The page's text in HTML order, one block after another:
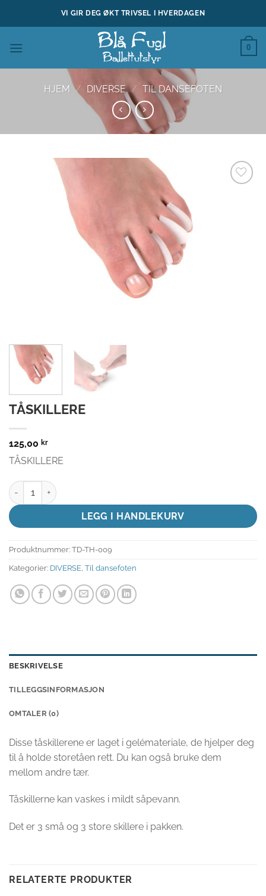
VI GIR DEG ØKT TRIVSEL I HVERDAGEN
0
HJEM / DIVERSE / TIL DANSEFOTEN
TÅSKILLERE
125,00 kr
TÅSKILLERE
TÅSKILLERE antall
LEGG I HANDLEKURV
Produktnummer: TD-TH-009
Kategorier: DIVERSE Til dansefoten
BESKRIVELSE
TILLEGGSINFORMASJON
OMTALER (0)
Disse tåskillerene er laget i gelémateriale, de hjelper deg
til å holde storetåen rett. Du kan også bruke dem
mellom andre tær.
Tåskillerne kan vaskes i mildt såpevann.
Det er 3 små og 3 store skillere i pakken.
RELATERTE PRODUKTER